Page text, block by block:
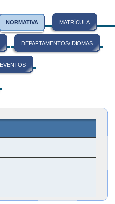
NORMATIVA MATRÍCULA
DEPARTAMENTOS/IDIOMAS
EVENTOS